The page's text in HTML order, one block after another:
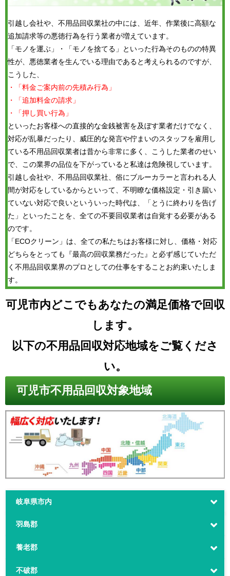
引越し会社や、不用品回収業社の中には、近年、作業後に高額な
追加請求等の悪徳行為を行う業者が増えています。
「モノを運ぶ」・「モノを捨てる」といった行為そのものの特異
性が、悪徳業者を生んでいる理由であると考えられるのですが、
こうした、
・「料金ご案内前の先積み行為」
・「追加料金の請求」
・「押し買い行為」
といったお客様への直接的な金銭被害を及ぼす業者だけでなく、
対応が乱暴だったり、威圧的な発言や佇まいのスタッフを雇用し
ている不用品回収業者は昔から非常に多く、こうした業者のせい
で、この業界の品位を下がっていると私達は危険視しています。
引越し会社や、不用品回収業社、俗にブルーカラーと言われる人
間が対応をしているからといって、不明瞭な価格設定・引き届い
ていない対応で良いといういった時代は、「とうに終わりを告げ
た」といったことを、全ての不要回収業者は自覚する必要がある
のです。
「ECOクリーン」は、全ての私たちはお客様に対し、価格・対応
どちらをとっても『最高の回収業務だった』と必ず感じていただ
く不用品回収業界のプロとしての仕事をすることお約束いたしま
す。
可児市内どこでもあなたの満足価格で回収
します。
以下の不用品回収対応地域をご覧くださ
い。
可児市不用品回収対象地域
岐阜県市内
羽島郡
養老郡
不破郡